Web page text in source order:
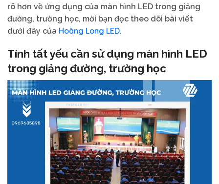
rõ hơn về ứng dụng của màn hình LED trong giảng
đường, trường học, mời bạn đọc theo dõi bài viết
dưới đây của Hoàng Long LED.
Tính tất yếu cần sử dụng màn hình LED
trong giảng đường, trường học